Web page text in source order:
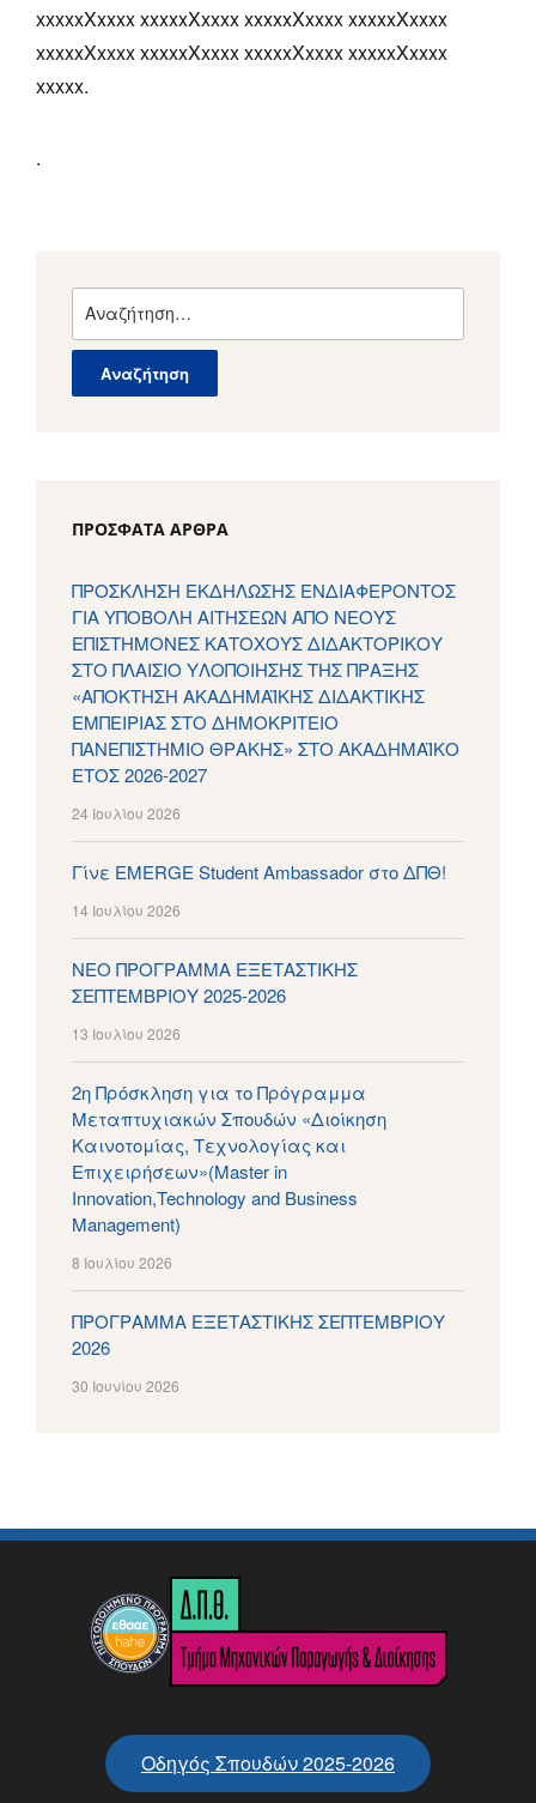
xxxxxXxxxx xxxxxXxxxx xxxxxXxxxx xxxxxXxxxx
xxxxxXxxxx xxxxxXxxxx xxxxxXxxxx xxxxxXxxxx
xxxxx.
.
Αναζήτηση
για:
ΠΡΌΣΦΑΤΑ ΆΡΘΡΑ
ΠΡΟΣΚΛΗΣΗ ΕΚΔΗΛΩΣΗΣ ΕΝΔΙΑΦΕΡΟΝΤΟΣ
ΓΙΑ ΥΠΟΒΟΛΗ ΑΙΤΗΣΕΩΝ ΑΠΟ ΝΕΟΥΣ
ΕΠΙΣΤΗΜΟΝΕΣ ΚΑΤΟΧΟΥΣ ΔΙΔΑΚΤΟΡΙΚΟΥ
ΣΤΟ ΠΛΑΙΣΙΟ ΥΛΟΠΟΙΗΣΗΣ ΤΗΣ ΠΡΑΞΗΣ
«ΑΠΟΚΤΗΣΗ ΑΚΑΔΗΜΑΪΚΗΣ ΔΙΔΑΚΤΙΚΗΣ
ΕΜΠΕΙΡΙΑΣ ΣΤΟ ΔΗΜΟΚΡΙΤΕΙΟ
ΠΑΝΕΠΙΣΤΗΜΙΟ ΘΡΑΚΗΣ» ΣΤΟ ΑΚΑΔΗΜΑΪΚΟ
ΕΤΟΣ 2026-2027
24 Ιουλίου 2026
Γίνε EMERGE Student Ambassador στο ΔΠΘ!
14 Ιουλίου 2026
ΝΕΟ ΠΡΟΓΡΑΜΜΑ ΕΞΕΤΑΣΤΙΚΗΣ
ΣΕΠΤΕΜΒΡΙΟΥ 2025-2026
13 Ιουλίου 2026
2η Πρόσκληση για το Πρόγραμμα
Μεταπτυχιακών Σπουδών «Διοίκηση
Καινοτομίας, Τεχνολογίας και
Επιχειρήσεων»(Master in
Innovation,Technology and Business
Management)
8 Ιουλίου 2026
ΠΡΟΓΡΑΜΜΑ ΕΞΕΤΑΣΤΙΚΗΣ ΣΕΠΤΕΜΒΡΙΟΥ
2026
30 Ιουνίου 2026
Οδηγός Σπουδών 2025-2026